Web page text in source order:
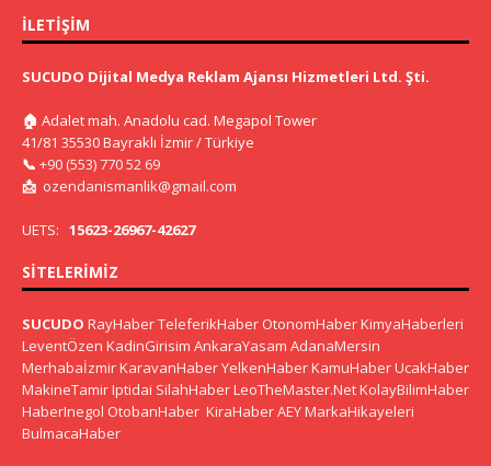
İLETIŞIM
SUCUDO Dijital Medya Reklam Ajansı Hizmetleri Ltd. Şti.
🏠 Adalet mah. Anadolu cad. Megapol Tower
41/81 35530 Bayraklı İzmir / Türkiye
📞 +90 (553) 770 52 69
📩 ozendanismanlik@gmail.com
UETS: 15623-26967-42627
SITELERIMIZ
SUCUDO RayHaberTeleferikHaber OtonomHaberKimyaHaberleri
LeventÖzen KadinGirisim AnkaraYasam AdanaMersin
MerhabaİzmirKaravanHaberYelkenHaberKamuHaberUcakHaber
MakineTamirIptidai SilahHaberLeoTheMaster.NetKolayBilimHaber
HaberInegol OtobanHaber KiraHaberAEYMarkaHikayeleri
BulmacaHaber